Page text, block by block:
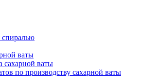
спиралью
ваты
сахарной ваты
по производству сахарной ваты